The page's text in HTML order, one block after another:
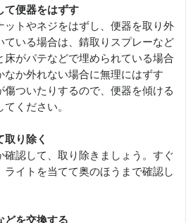
て便器をはずす
ットやネジをはずし、便器を取り外
ている場合は、錆取りスプレーなど
床がパテなどで埋められている場合
なか外れない場合に無理にはずす
傷ついたりするので、便器を傾ける
ください。
取り除く
確認して、取り除きましょう。すぐ
ライトを当てて奥のほうまで確認し
どを交換する